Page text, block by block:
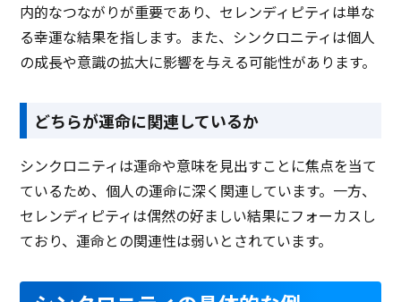
内的なつながりが重要であり、セレンディピティは単な
る幸運な結果を指します。また、シンクロニティは個人
の成長や意識の拡大に影響を与える可能性があります。
どちらが運命に関連しているか
シンクロニティは運命や意味を見出すことに焦点を当て
ているため、個人の運命に深く関連しています。一方、
セレンディピティは偶然の好ましい結果にフォーカスし
ており、運命との関連性は弱いとされています。